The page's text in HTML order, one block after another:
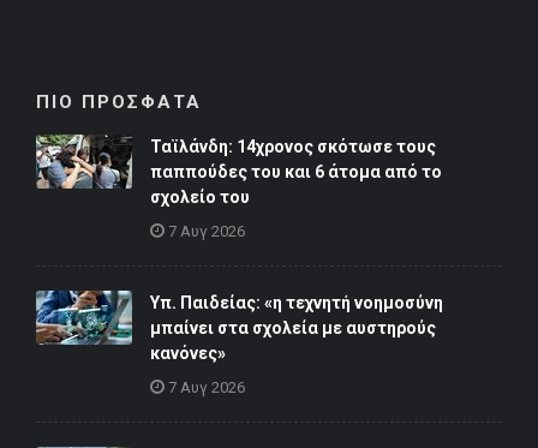
ΠΙΟ ΠΡΟΣΦΑΤΑ
Ταϊλάνδη: 14χρονος σκότωσε τους
παππούδες του και 6 άτομα από το
σχολείο του
7 Αυγ 2026
Υπ. Παιδείας: «η τεχνητή νοημοσύνη
μπαίνει στα σχολεία με αυστηρούς
κανόνες»
7 Αυγ 2026